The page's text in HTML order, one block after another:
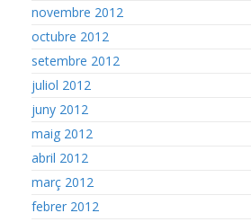
novembre 2012
octubre 2012
setembre 2012
juliol 2012
juny 2012
maig 2012
abril 2012
març 2012
febrer 2012